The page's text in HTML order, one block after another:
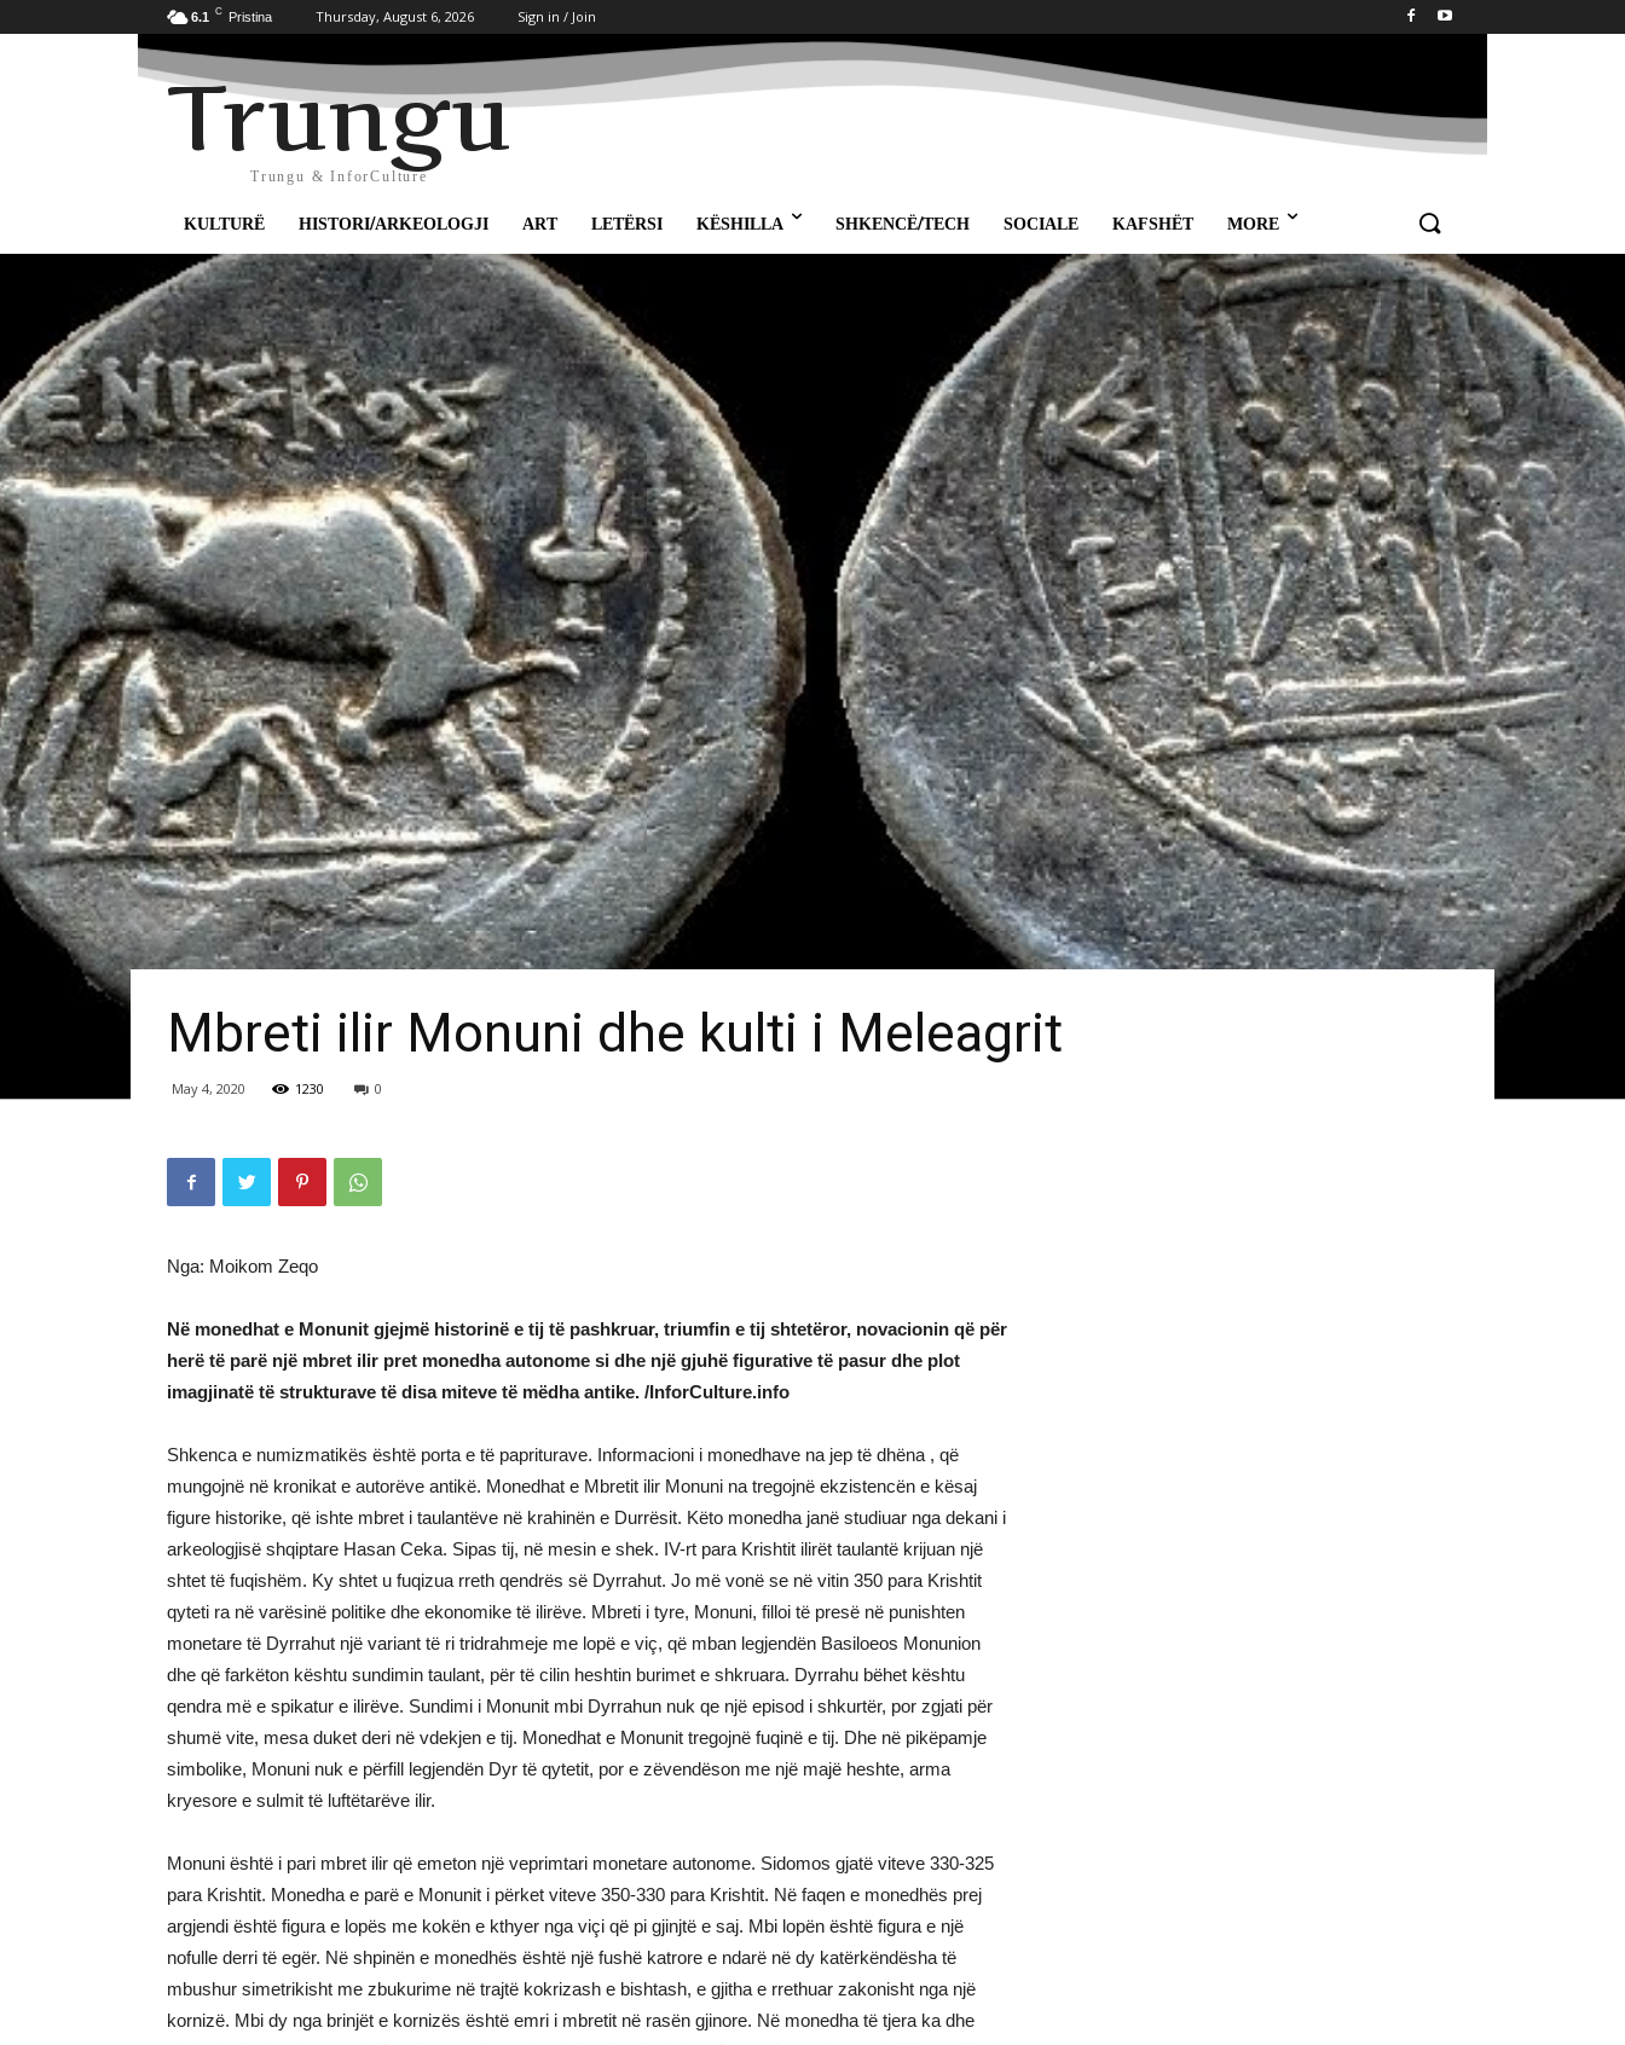
6.1 C Pristina Thursday, August 6, 2026 Sign in / Join
Trungu
Trungu & InforCulture
KULTURË HISTORI/ARKEOLOGJI ART LETËRSI KËSHILLA SHKENCË/TECH SOCIALE KAFSHËT MORE
Mbreti ilir Monuni dhe kulti i Meleagrit
May 4, 2020 1230 0
Nga: Moikom Zeqo
Në monedhat e Monunit gjejmë historinë e tij të pashkruar, triumfin e tij shtetëror, novacionin që për
herë të parë një mbret ilir pret monedha autonome si dhe një gjuhë figurative të pasur dhe plot
imagjinatë të strukturave të disa miteve të mëdha antike. /InforCulture.info
Shkenca e numizmatikës është porta e të papriturave. Informacioni i monedhave na jep të dhëna , që
mungojnë në kronikat e autorëve antikë. Monedhat e Mbretit ilir Monuni na tregojnë ekzistencën e kësaj
figure historike, që ishte mbret i taulantëve në krahinën e Durrësit. Këto monedha janë studiuar nga dekani i
arkeologjisë shqiptare Hasan Ceka. Sipas tij, në mesin e shek. IV-rt para Krishtit ilirët taulantë krijuan një
shtet të fuqishëm. Ky shtet u fuqizua rreth qendrës së Dyrrahut. Jo më vonë se në vitin 350 para Krishtit
qyteti ra në varësinë politike dhe ekonomike të ilirëve. Mbreti i tyre, Monuni, filloi të presë në punishten
monetare të Dyrrahut një variant të ri tridrahmeje me lopë e viç, që mban legjendën Basiloeos Monunion
dhe që farkëton kështu sundimin taulant, për të cilin heshtin burimet e shkruara. Dyrrahu bëhet kështu
qendra më e spikatur e ilirëve. Sundimi i Monunit mbi Dyrrahun nuk qe një episod i shkurtër, por zgjati për
shumë vite, mesa duket deri në vdekjen e tij. Monedhat e Monunit tregojnë fuqinë e tij. Dhe në pikëpamje
simbolike, Monuni nuk e përfill legjendën Dyr të qytetit, por e zëvendëson me një majë heshte, arma
kryesore e sulmit të luftëtarëve ilir.
Monuni është i pari mbret ilir që emeton një veprimtari monetare autonome. Sidomos gjatë viteve 330-325
para Krishtit. Monedha e parë e Monunit i përket viteve 350-330 para Krishtit. Në faqen e monedhës prej
argjendi është figura e lopës me kokën e kthyer nga viçi që pi gjinjtë e saj. Mbi lopën është figura e një
nofulle derri të egër. Në shpinën e monedhës është një fushë katrore e ndarë në dy katërkëndësha të
mbushur simetrikisht me zbukurime në trajtë kokrizash e bishtash, e gjitha e rrethuar zakonisht nga një
kornizë. Mbi dy nga brinjët e kornizës është emri i mbretit në rasën gjinore. Në monedha të tjera ka dhe